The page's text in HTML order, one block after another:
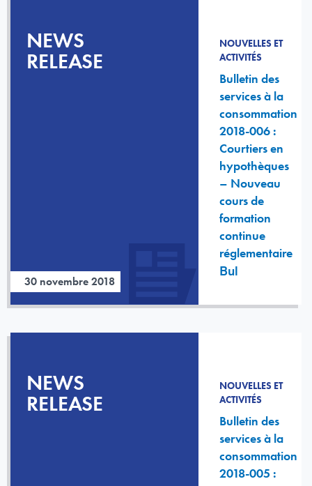
NEWS
RELEASE
30 novembre 2018
NOUVELLES ET
ACTIVITÉS
Bulletin des
services à la
consommation
2018-006 :
Courtiers en
hypothèques
– Nouveau
cours de
formation
continue
réglementaire
Bul
NEWS
RELEASE
NOUVELLES ET
ACTIVITÉS
Bulletin des
services à la
consommation
2018-005 :